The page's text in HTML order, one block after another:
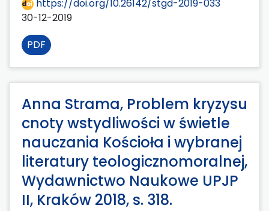
https://doi.org/10.26142/stgd-2019-033
30-12-2019
PDF
Anna Strama, Problem kryzysu
cnoty wstydliwości w świetle
nauczania Kościoła i wybranej
literatury teologicznomoralnej,
Wydawnictwo Naukowe UPJP
II, Kraków 2018, s. 318.